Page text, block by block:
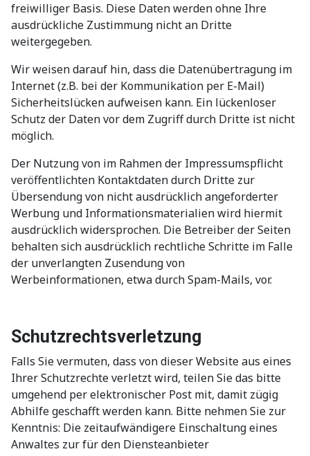
freiwilliger Basis. Diese Daten werden ohne Ihre
ausdrückliche Zustimmung nicht an Dritte
weitergegeben.
Wir weisen darauf hin, dass die Datenübertragung im
Internet (z.B. bei der Kommunikation per E-Mail)
Sicherheitslücken aufweisen kann. Ein lückenloser
Schutz der Daten vor dem Zugriff durch Dritte ist nicht
möglich.
Der Nutzung von im Rahmen der Impressumspflicht
veröffentlichten Kontaktdaten durch Dritte zur
Übersendung von nicht ausdrücklich angeforderter
Werbung und Informationsmaterialien wird hiermit
ausdrücklich widersprochen. Die Betreiber der Seiten
behalten sich ausdrücklich rechtliche Schritte im Falle
der unverlangten Zusendung von
Werbeinformationen, etwa durch Spam-Mails, vor.
Schutzrechtsverletzung
Falls Sie vermuten, dass von dieser Website aus eines
Ihrer Schutzrechte verletzt wird, teilen Sie das bitte
umgehend per elektronischer Post mit, damit zügig
Abhilfe geschafft werden kann. Bitte nehmen Sie zur
Kenntnis: Die zeitaufwändigere Einschaltung eines
Anwaltes zur für den Diensteanbieter